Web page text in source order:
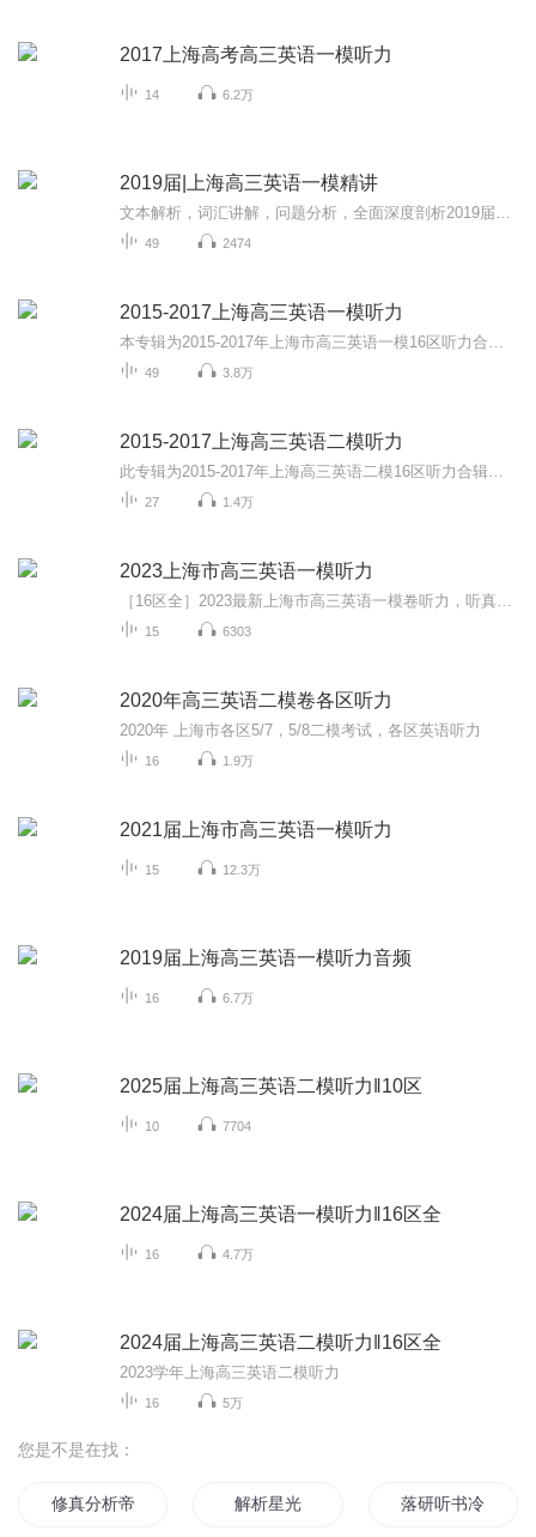
2017上海高考高三英语一模听力
14 6.2万
2019届|上海高三英语一模精讲
49 2474
2015-2017上海高三英语一模听力
49 3.8万
2015-2017上海高三英语二模听力
27 1.4万
2023上海市高三英语一模听力
15 6303
2020年高三英语二模卷各区听力
2020年 上海市各区5/7，5/8二模考试，各区英语听力
16 1.9万
2021届上海市高三英语一模听力
15 12.3万
2019届上海高三英语一模听力音频
16 6.7万
2025届上海高三英语二模听力‖10区
10 7704
2024届上海高三英语一模听力‖16区全
16 4.7万
2024届上海高三英语二模听力‖16区全
2023学年上海高三英语二模听力
16 5万
您是不是在找：
修真分析帝 解析星光 落研听书冷